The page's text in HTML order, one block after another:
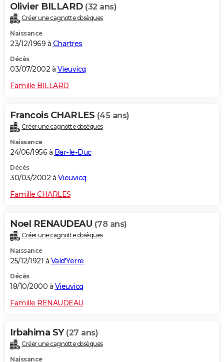
Olivier BILLARD (32 ans)
Créer une cagnotte obsèques
Naissance
23/12/1969 à Chartres
Décès
03/07/2002 à Vieuvicq
Famille BILLARD
Francois CHARLES (45 ans)
Créer une cagnotte obsèques
Naissance
24/06/1956 à Bar-le-Duc
Décès
30/03/2002 à Vieuvicq
Famille CHARLES
Noel RENAUDEAU (78 ans)
Créer une cagnotte obsèques
Naissance
25/12/1921 à Vald'Yerre
Décès
18/10/2000 à Vieuvicq
Famille RENAUDEAU
Irbahima SY (27 ans)
Créer une cagnotte obsèques
Naissance